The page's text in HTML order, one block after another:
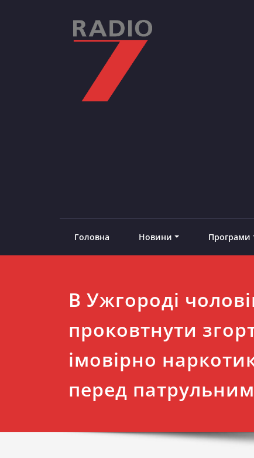
Головна Новини Програми
В Ужгороді
проковтнути
імовірно
перед